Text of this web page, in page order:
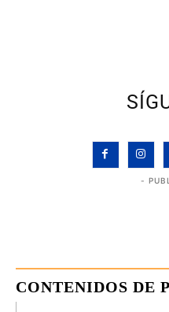
-
CONTENIDOS DE